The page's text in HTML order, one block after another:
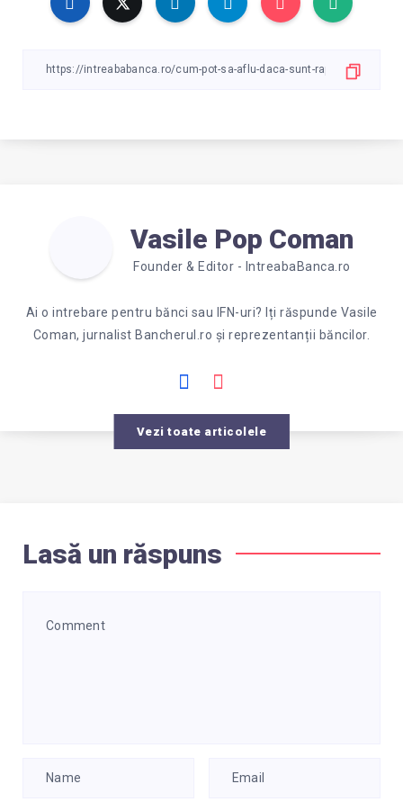
Vasile Pop Coman
Founder & Editor - IntreabaBanca.ro
Ai o intrebare pentru bănci sau IFN-uri? Iți răspunde Vasile
Coman, jurnalist Bancherul.ro și reprezentanții băncilor.
Vezi toate articolele
Lasă un răspuns